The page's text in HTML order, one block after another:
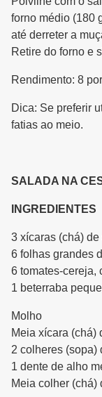
forno médio (180
até derreter a
Retire do forno e
Rendimento: 8
Dica: Se preferir
fatias ao meio.
SALADA NA
INGREDIENTES
3 xícaras (chá)
6 folhas grandes
6 tomates-cereja,
1 beterraba
Molho
Meia xícara (chá)
2 colheres (sopa)
1 dente de alho
Meia colher (chá)